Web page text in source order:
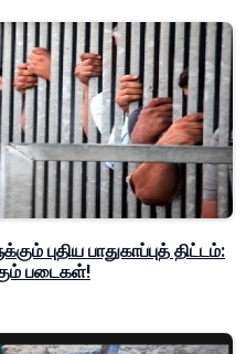
புதிய பாதுகாப்புத் திட்டம்:
படைகள்!